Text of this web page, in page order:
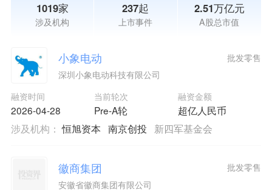
1019家
涉及机构
237起
上市事件
2.51万亿元
A股总市值
小象电动
深圳小象电动科技有限公司
融资时间
2026-04-28
当前轮次
Pre-A轮
融资金额
超亿人民币
批发零售
涉及机构：恒旭资本 南京创投 新四军基金会
徽商集团
安徽省徽商集团有限公司
批发零售